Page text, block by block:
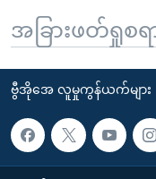
အခြားဖတ်ရှုစရာ
ဗွီအိုအေ လူမှုကွန်ယက်များ